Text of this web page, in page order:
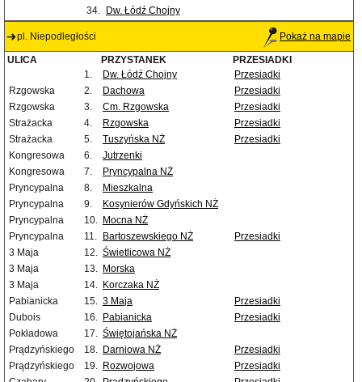
34.
Dw. Łódź Chojny
pl. Niepodległości Pokaż na mapie
ULICA PRZYSTANEK
PRZESIADKI
1.
Dw. Łódź Chojny
Przesiadki
Rzgowska
2. Dachowa
Przesiadki
Rzgowska
3. Cm. Rzgowska
Przesiadki
Strażacka
4. Rzgowska
Przesiadki
Strażacka
5. Tuszyńska NŻ
Przesiadki
Kongresowa
6.
Jutrzenki
Kongresowa
7.
Pryncypalna NŻ
Pryncypalna
8.
Mieszkalna
Pryncypalna
9.
Kosynierów Gdyńskich NŻ
Pryncypalna
10. Mocna NŻ
Pryncypalna
11. Bartoszewskiego NŻ
Przesiadki
3 Maja
12. Świetlicowa NŻ
3 Maja
13. Morska
3 Maja
14. Korczaka NŻ
Pabianicka
15. 3 Maja
Przesiadki
Dubois
16. Pabianicka
Przesiadki
Pokładowa
17. Świętojańska NŻ
Prądzyńskiego
18. Darniowa NŻ
Przesiadki
Prądzyńskiego
19. Rozwojowa
Przesiadki